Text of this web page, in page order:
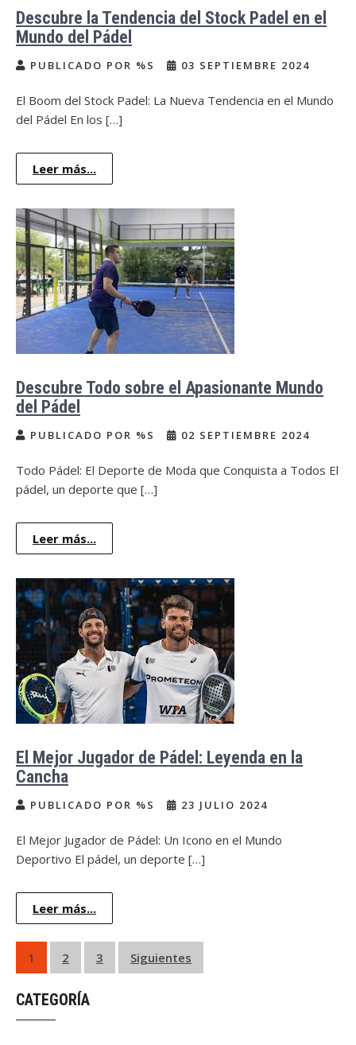
Descubre la Tendencia del Stock Padel en el
Mundo del Pádel
PUBLICADO POR %S 03 SEPTIEMBRE 2024
El Boom del Stock Padel: La Nueva Tendencia en el Mundo
del Pádel En los […]
Leer más...
Descubre Todo sobre el Apasionante Mundo
del Pádel
PUBLICADO POR %S 02 SEPTIEMBRE 2024
Todo Pádel: El Deporte de Moda que Conquista a Todos El
pádel, un deporte que […]
Leer más...
El Mejor Jugador de Pádel: Leyenda en la
Cancha
PUBLICADO POR %S 23 JULIO 2024
El Mejor Jugador de Pádel: Un Icono en el Mundo
Deportivo El pádel, un deporte […]
Leer más...
Paginación
de
entradas
1 2 3 Siguientes
CATEGORÍA